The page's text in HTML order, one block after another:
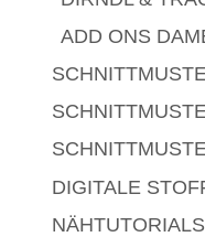
ADD ONS
DIGITALE
NÄHTUTORIALS